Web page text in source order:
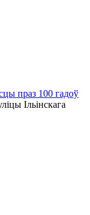
праз 100 гадоў
Ільінскага